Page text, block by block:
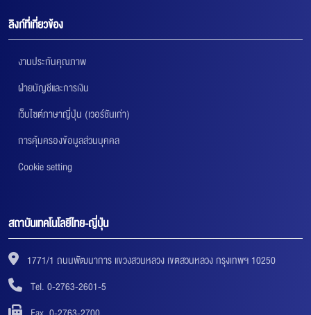
ลิงก์ที่เกี่ยวข้อง
งานประกันคุณภาพ
ฝ่ายบัญชีและการเงิน
เว็บไซต์ภาษาญี่ปุ่น (เวอร์ชันเก่า)
การคุ้มครองข้อมูลส่วนบุคคล
Cookie setting
สถาบันเทคโนโลยีไทย-ญี่ปุ่น
1771/1 ถนนพัฒนาการ แขวงสวนหลวง เขตสวนหลวง กรุงเทพฯ 10250
Tel. 0-2763-2601-5